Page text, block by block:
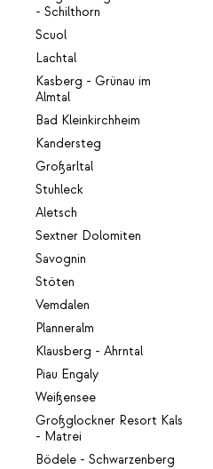
- Schilthorn
Scuol
Lachtal
Kasberg - Grünau im
Almtal
Bad Kleinkirchheim
Kandersteg
Großarltal
Stuhleck
Aletsch
Sextner Dolomiten
Savognin
Stöten
Vemdalen
Planneralm
Klausberg - Ahrntal
Piau Engaly
Weißensee
Großglockner Resort Kals
- Matrei
Bödele - Schwarzenberg